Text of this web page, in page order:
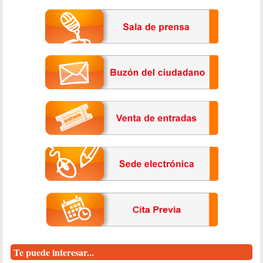
Te puede interesar...